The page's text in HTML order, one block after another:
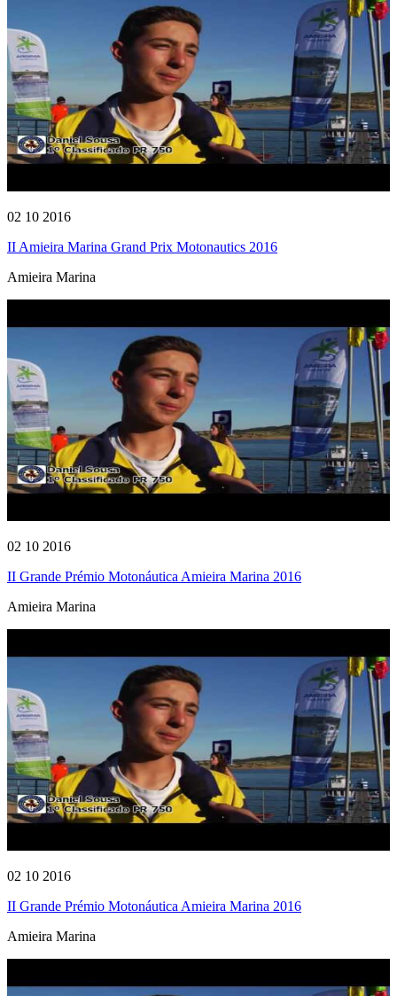
02 10 2016
II Amieira Marina Grand Prix Motonautics 2016
Amieira Marina
02 10 2016
II Grande Prémio Motonáutica Amieira Marina 2016
Amieira Marina
02 10 2016
II Grande Prémio Motonáutica Amieira Marina 2016
Amieira Marina